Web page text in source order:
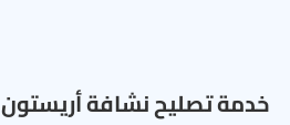
خدمة تصليح نشافة أريستون 24 ساعة بالكويت